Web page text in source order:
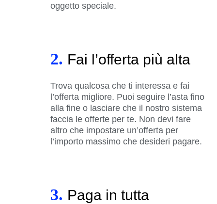
oggetto speciale.
2. Fai l’offerta più alta
Trova qualcosa che ti interessa e fai
l’offerta migliore. Puoi seguire l’asta fino
alla fine o lasciare che il nostro sistema
faccia le offerte per te. Non devi fare
altro che impostare un’offerta per
l’importo massimo che desideri pagare.
3. Paga in tutta